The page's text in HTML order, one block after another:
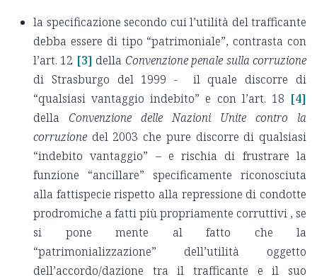
la specificazione secondo cui l’utilità del trafficante
debba essere di tipo “patrimoniale”, contrasta con
l’art. 12 [3] della Convenzione penale sulla corruzione
di Strasburgo del 1999 - il quale discorre di
“qualsiasi vantaggio indebito” e con l’art. 18 [4]
della Convenzione delle Nazioni Unite contro la
corruzione del 2003 che pure discorre di qualsiasi
“indebito vantaggio” – e rischia di frustrare la
funzione “ancillare” specificamente riconosciuta
alla fattispecie rispetto alla repressione di condotte
prodromiche a fatti più propriamente corruttivi , se
si pone mente al fatto che la
“patrimonializzazione” dell’utilità oggetto
dell’accordo/dazione tra il trafficante e il suo